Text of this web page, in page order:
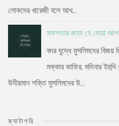
লোকদের খারেজী বলে আখ...
সফলতার জন্য যে দোয়া
বদর যুদ্ধে মুসলিমদের
মক্কার কাফির, মদিনার
উদীয়মান শক্তি মুসলিমদের উ...
ক্যাটাগরি